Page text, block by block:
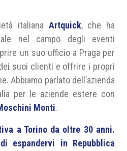
italiana Artquick, che ha
nel campo degli eventi
un suo ufficio a Praga per
suoi clienti e offrire i propri
Abbiamo parlato dell’azienda
per le aziende estere con
Monti.
a Torino da oltre 30 anni.
espandervi in Repubblica